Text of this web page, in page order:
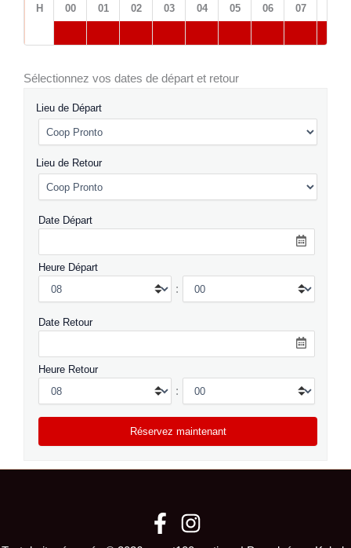
H 00 01 02 03 04 05 06 07
Sélectionnez vos dates de départ et retour
Lieu de Départ
Lieu de Retour
Date Départ
Heure Départ
:
Date Retour
Heure Retour
: